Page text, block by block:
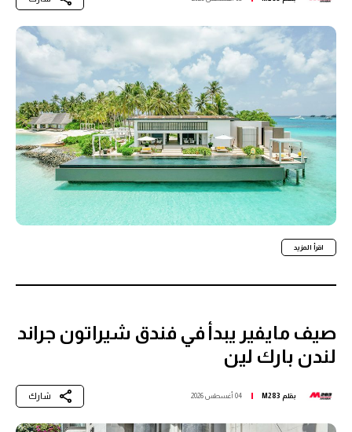
اقرأ المزيد
صيف مايفير يبدأ في فندق شيراتون جراند
لندن بارك لين
بقلم M283 04 أغسطس 2026 شارك